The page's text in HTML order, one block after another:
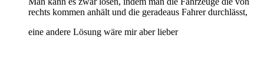
rechts kommen anhält und die geradeaus Fahrer durchlässt,
eine andere Lösung wäre mir aber lieber